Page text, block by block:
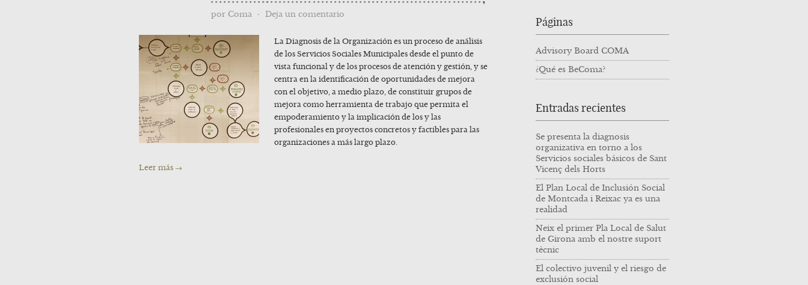
por Coma ⋅ Deja un comentario
La Diagnosis de la Organización es un proceso de análisis
de los Servicios Sociales Municipales desde el punto de
vista funcional y de los procesos de atención y gestión, y se
centra en la identificación de oportunidades de mejora
con el objetivo, a medio plazo, de constituir grupos de
mejora como herramienta de trabajo que permita el
empoderamiento y la implicación de los y las
profesionales en proyectos concretos y factibles para las
organizaciones a más largo plazo.
Leer más →
Páginas
Advisory Board COMA
¿Qué es BeComa?
Entradas recientes
Se presenta la diagnosis
organizativa en torno a los
Servicios sociales básicos de Sant
Vicenç dels Horts
El Plan Local de Inclusión Social
de Montcada i Reixac ya es una
realidad
Neix el primer Pla Local de Salut
de Girona amb el nostre suport
tècnic
El colectivo juvenil y el riesgo de
exclusión social